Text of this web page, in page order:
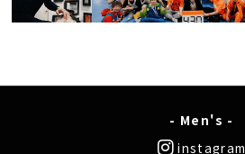
- Men's -
instagram